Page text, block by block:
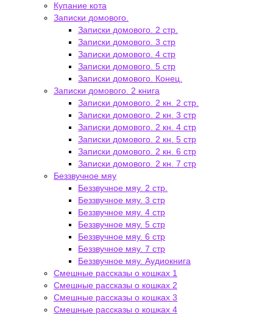
Купание кота
Записки домового.
Записки домового. 2 стр.
Записки домового. 3 стр
Записки домового. 4 стр
Записки домового. 5 стр
Записки домового. Конец.
Записки домового. 2 книга
Записки домового. 2 кн. 2 стр.
Записки домового. 2 кн. 3 стр
Записки домового. 2 кн. 4 стр
Записки домового. 2 кн. 5 стр
Записки домового. 2 кн. 6 стр
Записки домового. 2 кн. 7 стр
Беззвучное мяу
Беззвучное мяу. 2 стр.
Беззвучное мяу. 3 стр
Беззвучное мяу. 4 стр
Беззвучное мяу. 5 стр
Беззвучное мяу. 6 стр
Беззвучное мяу. 7 стр
Беззвучное мяу. Аудиокнига
Смешные рассказы о кошках 1
Смешные рассказы о кошках 2
Смешные рассказы о кошках 3
Смешные рассказы о кошках 4